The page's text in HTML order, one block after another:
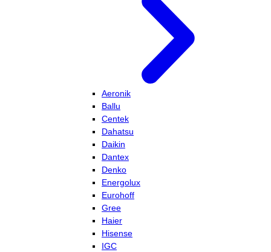
Aeronik
Ballu
Centek
Dahatsu
Daikin
Dantex
Denko
Energolux
Eurohoff
Gree
Haier
Hisense
IGC